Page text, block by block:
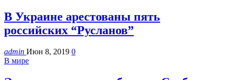
В Украине арестованы пять
российских “Русланов”
admin Июн 8, 2019 0
В мире